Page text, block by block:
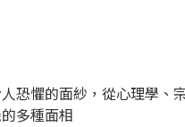
恐懼的面紗，從心理學、
多種面相